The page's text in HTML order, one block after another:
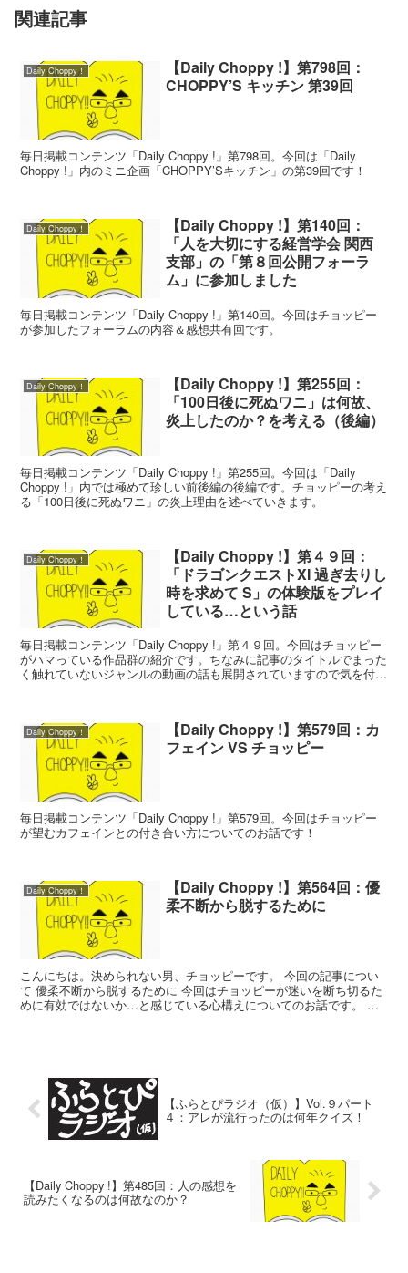
関連記事
Daily Choppy！
【Daily Choppy !】第798回：
CHOPPY’S キッチン 第39回
毎日掲載コンテンツ「Daily Choppy !」第798回。今回は「Daily
Choppy !」内のミニ企画「CHOPPY’Sキッチン」の第39回です！
Daily Choppy！
【Daily Choppy !】第140回：
「人を大切にする経営学会 関西
支部」の「第８回公開フォーラ
ム」に参加しました
毎日掲載コンテンツ「Daily Choppy !」第140回。今回はチョッピー
が参加したフォーラムの内容＆感想共有回です。
Daily Choppy！
【Daily Choppy !】第255回：
「100日後に死ぬワニ」は何故、
炎上したのか？を考える（後編）
毎日掲載コンテンツ「Daily Choppy !」第255回。今回は「Daily
Choppy !」内では極めて珍しい前後編の後編です。チョッピーの考え
る「100日後に死ぬワニ」の炎上理由を述べていきます。
Daily Choppy！
【Daily Choppy !】第４９回：
「ドラゴンクエストXI 過ぎ去りし
時を求めて S」の体験版をプレイ
している…という話
毎日掲載コンテンツ「Daily Choppy !」第４９回。今回はチョッピー
がハマっている作品群の紹介です。ちなみに記事のタイトルでまった
く触れていないジャンルの動画の話も展開されていますので気を付け
Daily Choppy！
【Daily Choppy !】第579回：カ
フェイン VS チョッピー
毎日掲載コンテンツ「Daily Choppy !」第579回。今回はチョッピー
が望むカフェインとの付き合い方についてのお話です！
Daily Choppy！
【Daily Choppy !】第564回：優
柔不断から脱するために
こんにちは。決められない男、チョッピーです。 今回の記事につい
て 優柔不断から脱するために 今回はチョッピーが迷いを断ち切るた
めに有効ではないか…と感じている心構えについてのお話です。 決
【ふらとぴラジオ（仮）】Vol.９パート
４：アレが流行ったのは何年クイズ！
【Daily Choppy !】第485回：人の感想を
読みたくなるのは何故なのか？